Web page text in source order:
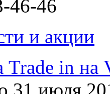
46-46
и акции
in на
31 июля